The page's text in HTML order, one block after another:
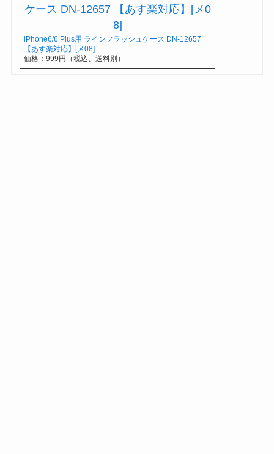
iPhone6/6 Plus用 ラインフラッシュケース DN-12657
【あす楽対応】[メ08]
価格：999円（税込、送料別）